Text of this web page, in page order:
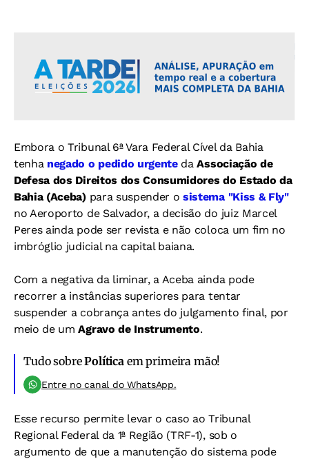
Embora o Tribunal 6ª Vara Federal Cível da Bahia
tenha negado o pedido urgentedaAssociação de
Defesa dos Direitos dos Consumidores do Estado da
Bahia (Aceba)para suspender osistema "Kiss & Fly"
no Aeroporto de Salvador, a decisão do juiz Marcel
Peres ainda pode ser revista e não coloca um fim no
imbróglio judicial na capital baiana.
Com a negativa da liminar, a Aceba ainda pode
recorrer a instâncias superiores para tentar
suspender a cobrança antes do julgamento final, por
meio de umAgravo de Instrumento.
Tudo sobrePolíticaem primeira mão!
Entre no canal do WhatsApp.
Esse recurso permite levar o caso ao Tribunal
Regional Federal da 1ª Região (TRF-1), sob o
argumento de que a manutenção do sistema pode